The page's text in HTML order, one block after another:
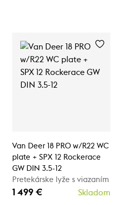
Van Deer 18 PRO w/R22 WC
plate + SPX 12 Rockerace
GW DIN 3.5-12
Pretekárske lyže s viazaním
1 499 € Skladom